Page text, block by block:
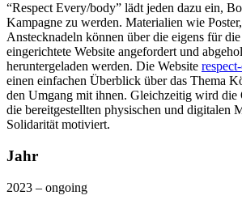
“Respect Every/body” lädt jeden dazu ein,
Kampagne zu werden. Materialien wie
Anstecknadeln können über die eigens für
eingerichtete Website angefordert und
heruntergeladen werden. Die Website
einen einfachen Überblick über das Thema
den Umgang mit ihnen. Gleichzeitig wird
die bereitgestellten physischen und digitalen
Solidarität motiviert.
Jahr
2023 – ongoing